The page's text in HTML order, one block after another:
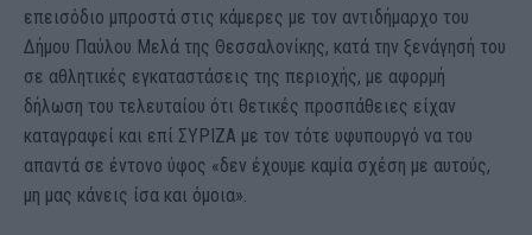
επεισόδιο μπροστά στις κάμερες με τον αντιδήμαρχο του
Δήμου Παύλου Μελά της Θεσσαλονίκης, κατά την ξενάγησή του
σε αθλητικές εγκαταστάσεις της περιοχής, με αφορμή
δήλωση του τελευταίου ότι θετικές προσπάθειες είχαν
καταγραφεί και επί ΣΥΡΙΖΑ με τον τότε υφυπουργό να του
απαντά σε έντονο ύφος «δεν έχουμε καμία σχέση με αυτούς,
μη μας κάνεις ίσα και όμοια».